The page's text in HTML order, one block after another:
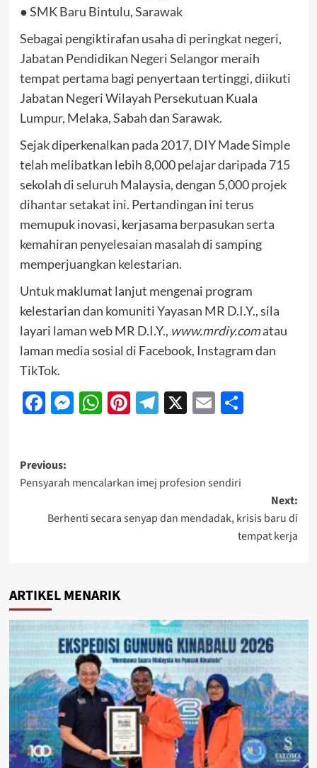
● SMK Baru Bintulu, Sarawak
Sebagai pengiktirafan usaha di peringkat negeri,
Jabatan Pendidikan Negeri Selangor meraih
tempat pertama bagi penyertaan tertinggi, diikuti
Jabatan Negeri Wilayah Persekutuan Kuala
Lumpur, Melaka, Sabah dan Sarawak.
Sejak diperkenalkan pada 2017, DIY Made Simple
telah melibatkan lebih 8,000 pelajar daripada 715
sekolah di seluruh Malaysia, dengan 5,000 projek
dihantar setakat ini. Pertandingan ini terus
memupuk inovasi, kerjasama berpasukan serta
kemahiran penyelesaian masalah di samping
memperjuangkan kelestarian.
Untuk maklumat lanjut mengenai program
kelestarian dan komuniti Yayasan MR D.I.Y., sila
layari laman web MR D.I.Y., www.mrdiy.comatau
laman media sosial di Facebook, Instagram dan
TikTok.
Facebook
Messenger
WhatsApp
Pinterest
Telegram
X EmailShare
Previous:
Pensyarah mencalarkan imej profesion sendiri
Next:
Berhenti secara senyap dan mendadak, krisis baru di
tempat kerja
ARTIKEL MENARIK